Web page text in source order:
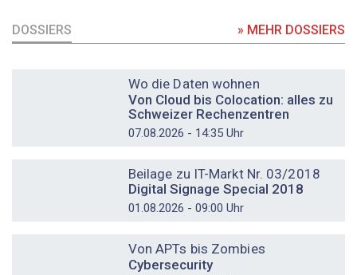
DOSSIERS » MEHR DOSSIERS
Wo die Daten wohnen
Von Cloud bis Colocation: alles zu
Schweizer Rechenzentren
07.08.2026 - 14:35 Uhr
Beilage zu IT-Markt Nr. 03/2018
Digital Signage Special 2018
01.08.2026 - 09:00 Uhr
Von APTs bis Zombies
Cybersecurity